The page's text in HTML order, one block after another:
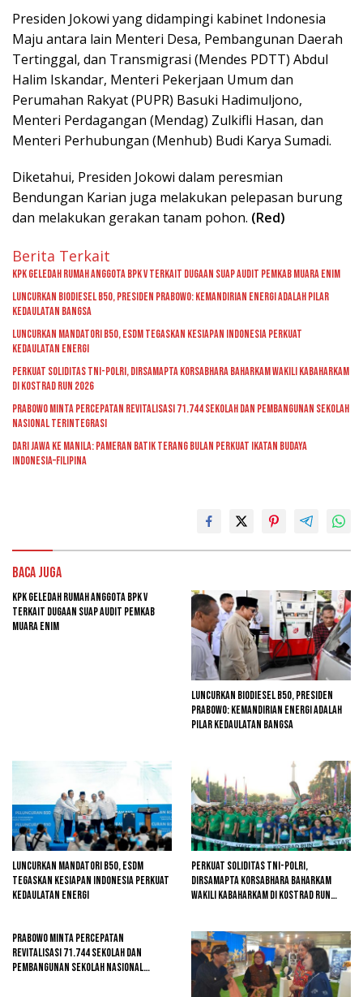
Presiden Jokowi yang didampingi kabinet Indonesia
Maju antara lain Menteri Desa, Pembangunan Daerah
Tertinggal, dan Transmigrasi (Mendes PDTT) Abdul
Halim Iskandar, Menteri Pekerjaan Umum dan
Perumahan Rakyat (PUPR) Basuki Hadimuljono,
Menteri Perdagangan (Mendag) Zulkifli Hasan, dan
Menteri Perhubungan (Menhub) Budi Karya Sumadi.
Diketahui, Presiden Jokowi dalam peresmian
Bendungan Karian juga melakukan pelepasan burung
dan melakukan gerakan tanam pohon. (Red)
Berita Terkait
KPK Geledah Rumah Anggota BPK V Terkait Dugaan Suap Audit Pemkab Muara Enim
Luncurkan Biodiesel B50, Presiden Prabowo: Kemandirian Energi adalah Pilar
Kedaulatan Bangsa
Luncurkan Mandatori B50, ESDM Tegaskan Kesiapan Indonesia Perkuat
Kedaulatan Energi
Perkuat Soliditas TNI-Polri, Dirsamapta Korsabhara Baharkam Wakili Kabaharkam
di Kostrad Run 2026
Prabowo Minta Percepatan Revitalisasi 71.744 Sekolah dan Pembangunan Sekolah
Nasional Terintegrasi
Dari Jawa ke Manila: Pameran Batik Terang Bulan Perkuat Ikatan Budaya
Indonesia–Filipina
Baca Juga
KPK Geledah Rumah Anggota BPK V
Terkait Dugaan Suap Audit Pemkab
Muara Enim
Luncurkan Biodiesel B50, Presiden
Prabowo: Kemandirian Energi adalah
Pilar Kedaulatan Bangsa
Luncurkan Mandatori B50, ESDM
Tegaskan Kesiapan Indonesia Perkuat
Kedaulatan Energi
Perkuat Soliditas TNI-Polri,
Dirsamapta Korsabhara Baharkam
Wakili Kabaharkam di Kostrad Run
Prabowo Minta Percepatan
Revitalisasi 71.744 Sekolah dan
Pembangunan Sekolah Nasional